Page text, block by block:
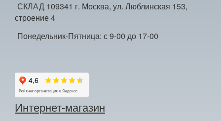
СКЛАД 109341 г. Москва, ул. Люблинская 153,
строение 4
Понедельник-Пятница: с 9-00 до 17-00
Интернет-магазин